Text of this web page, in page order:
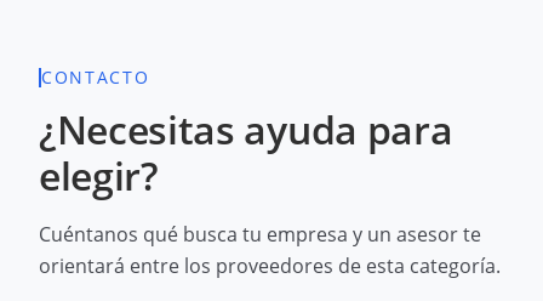
CONTACTO
¿Necesitas ayuda para
elegir?
Cuéntanos qué busca tu empresa y un asesor te
orientará entre los proveedores de esta categoría.